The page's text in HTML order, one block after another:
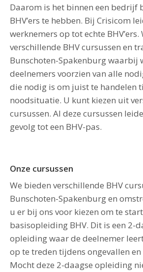
Daarom is het binnen een bedrijf
BHV’ers te hebben. Bij Crisicom
werknemers op tot echte BHV’ers.
verschillende BHV cursussen en
Bunschoten-Spakenburg waarbij
deelnemers voorzien van alle
die nodig is om juist te handelen
noodsituatie. U kunt kiezen uit
cursussen. Al deze cursussen
gevolg tot een BHV-pas.
Onze cursussen
We bieden verschillende BHV
Bunschoten-Spakenburg en
u er bij ons voor kiezen om te
basisopleiding BHV. Dit is een 2-
opleiding waar de deelnemer
op te treden tijdens ongevallen
Mocht deze 2-daagse opleiding